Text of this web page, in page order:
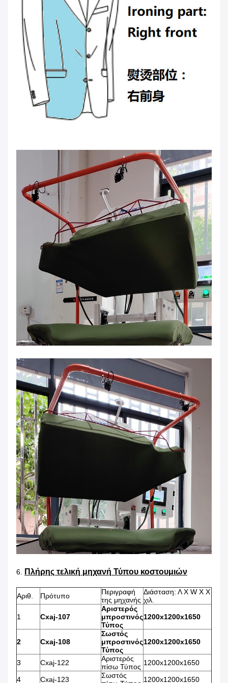
6. Πλήρης τελική μηχανή Τύπου κοστουμιών
Αριθ. Πρότυπο
Περιγραφή
της μηχανής
Διάσταση: Λ Χ W Χ Χ
χιλ.
1 Cxaj-107
Αριστερός
μπροστινός
Τύπος
1200x1200x1650
2 Cxaj-108
Σωστός
μπροστινός
Τύπος
1200x1200x1650
3 Cxaj-122
Αριστερός
πίσω Τύπος 1200x1200x1650
4 Cxaj-123
Σωστός
1200x1200x1650